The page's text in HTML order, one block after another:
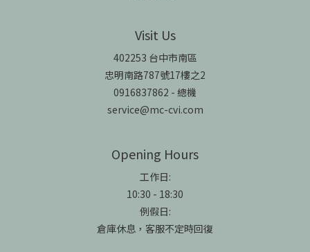
Visit Us
402253 台中市南區
忠明南路787號17樓之2
0916837862 - 總機
service@mc-cvi.com
Opening Hours
工作日:
10:30 - 18:30
例假日:
倉庫休息，客服不定時回復